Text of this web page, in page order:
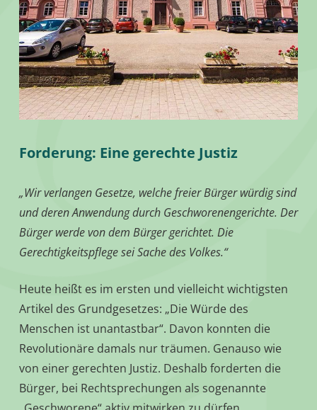
Forderung: Eine gerechte Justiz
„Wir verlangen Gesetze, welche freier Bürger würdig sind
und deren Anwendung durch Geschworenengerichte. Der
Bürger werde von dem Bürger gerichtet. Die
Gerechtigkeitspflege sei Sache des Volkes.“
Heute heißt es im ersten und vielleicht wichtigsten
Artikel des Grundgesetzes: „Die Würde des
Menschen ist unantastbar“. Davon konnten die
Revolutionäre damals nur träumen. Genauso wie
von einer gerechten Justiz. Deshalb forderten die
Bürger, bei Rechtsprechungen als sogenannte